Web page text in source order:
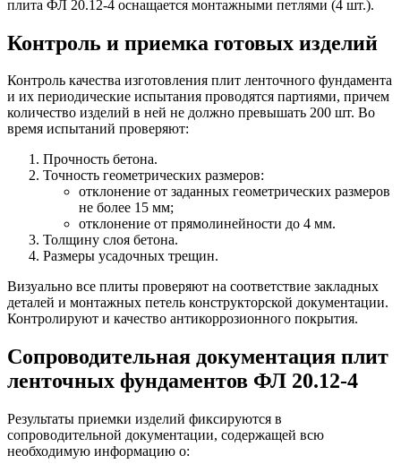
плита ФЛ 20.12-4 оснащается монтажными петлями (4 шт.).
Контроль и приемка готовых изделий
Контроль качества изготовления плит ленточного фундамента
и их периодические испытания проводятся партиями, причем
количество изделий в ней не должно превышать 200 шт. Во
время испытаний проверяют:
Прочность бетона.
Точность геометрических размеров:
отклонение от заданных геометрических размеров
не более 15 мм;
отклонение от прямолинейности до 4 мм.
Толщину слоя бетона.
Размеры усадочных трещин.
Визуально все плиты проверяют на соответствие закладных
деталей и монтажных петель конструкторской документации.
Контролируют и качество антикоррозионного покрытия.
Сопроводительная документация плит
ленточных фундаментов ФЛ 20.12-4
Результаты приемки изделий фиксируются в
сопроводительной документации, содержащей всю
необходимую информацию о: